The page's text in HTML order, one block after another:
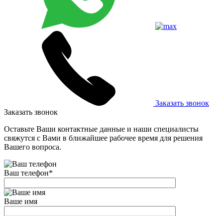
Заказать звонок
Заказать звонок
Оставьте Ваши контактные данные и наши специалисты
свяжутся с Вами в ближайшее рабочее время для решения
Вашего вопроса.
Ваш телефон*
Ваше имя